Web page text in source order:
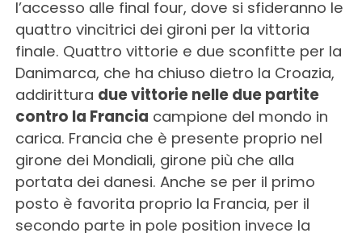
l’accesso alle final four, dove si sfideranno le
quattro vincitrici dei gironi per la vittoria
finale. Quattro vittorie e due sconfitte per la
Danimarca, che ha chiuso dietro la Croazia,
addirittura due vittorie nelle due partite
contro la Francia campione del mondo in
carica. Francia che è presente proprio nel
girone dei Mondiali, girone più che alla
portata dei danesi. Anche se per il primo
posto è favorita proprio la Francia, per il
secondo parte in pole position invece la